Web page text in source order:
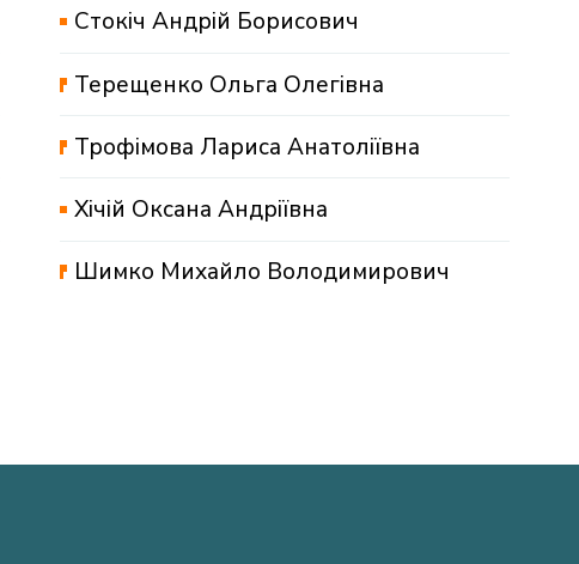
Стокіч Андрій Борисович
Терещенко Ольга Олегівна
Трофімова Лариса Анатоліївна
Хічій Оксана Андріївна
Шимко Михайло Володимирович